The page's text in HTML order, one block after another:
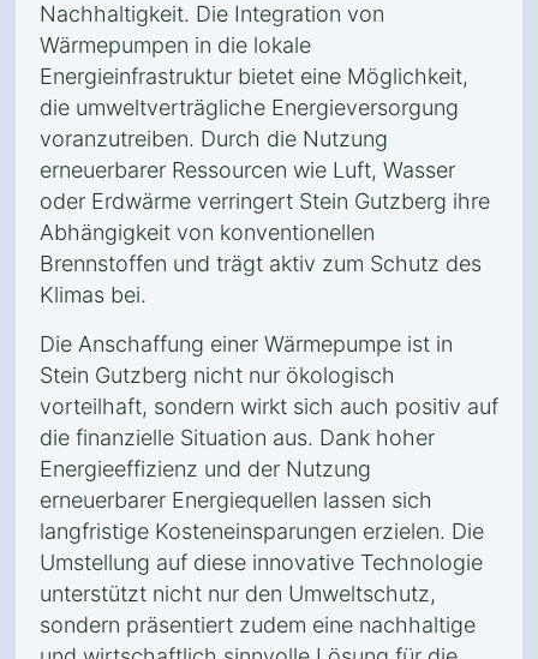
Nachhaltigkeit. Die Integration von
Wärmepumpen in die lokale
Energieinfrastruktur bietet eine Möglichkeit,
die umweltverträgliche Energieversorgung
voranzutreiben. Durch die Nutzung
erneuerbarer Ressourcen wie Luft, Wasser
oder Erdwärme verringert Stein Gutzberg ihre
Abhängigkeit von konventionellen
Brennstoffen und trägt aktiv zum Schutz des
Klimas bei.
Die Anschaffung einer Wärmepumpe ist in
Stein Gutzberg nicht nur ökologisch
vorteilhaft, sondern wirkt sich auch positiv auf
die finanzielle Situation aus. Dank hoher
Energieeffizienz und der Nutzung
erneuerbarer Energiequellen lassen sich
langfristige Kosteneinsparungen erzielen. Die
Umstellung auf diese innovative Technologie
unterstützt nicht nur den Umweltschutz,
sondern präsentiert zudem eine nachhaltige